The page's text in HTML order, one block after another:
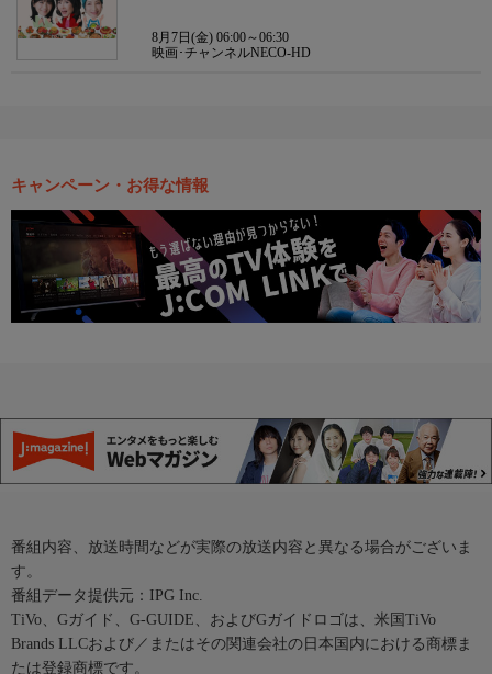
8月7日(金) 06:00～06:30
映画･チャンネルNECO-HD
キャンペーン・お得な情報
番組内容、放送時間などが実際の放送内容と異なる場合がございま
す。
番組データ提供元：IPG Inc.
TiVo、Gガイド、G-GUIDE、およびGガイドロゴは、米国TiVo
Brands LLCおよび／またはその関連会社の日本国内における商標ま
たは登録商標です。